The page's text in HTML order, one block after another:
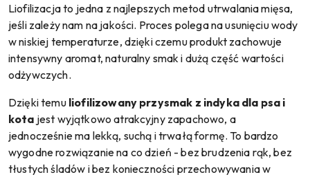
Liofilizacja to jedna z najlepszych metod utrwalania mięsa,
jeśli zależy nam na jakości. Proces polega na usunięciu wody
w niskiej temperaturze, dzięki czemu produkt zachowuje
intensywny aromat, naturalny smak i dużą część wartości
odżywczych.
Dzięki temu liofilizowany przysmak z indyka dla psa i
kota jest wyjątkowo atrakcyjny zapachowo, a
jednocześnie ma lekką, suchą i trwałą formę. To bardzo
wygodne rozwiązanie na co dzień - bez brudzenia rąk, bez
tłustych śladów i bez konieczności przechowywania w